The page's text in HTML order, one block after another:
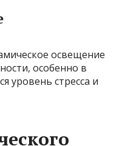
освещение
особенно в
уровень стресса и